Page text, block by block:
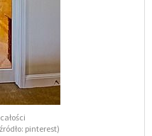
pinterest)